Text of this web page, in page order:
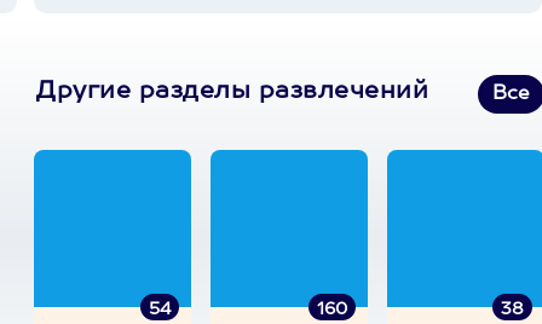
Другие разделы развлечений Все
54
160
38